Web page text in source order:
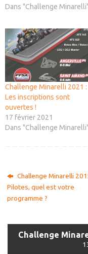
Dans "Challenge Minarelli"
Challenge Minarelli 2021 :
Les inscriptions sont
ouvertes !
17 février 2021
Dans "Challenge Minarelli"
Challenge Minarelli
Pilotes, quel est votre
programme ?
Challenge